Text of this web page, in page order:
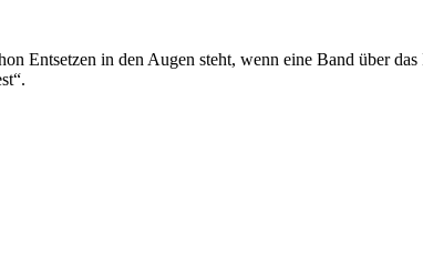
Entsetzen in den Augen steht, wenn eine Band über